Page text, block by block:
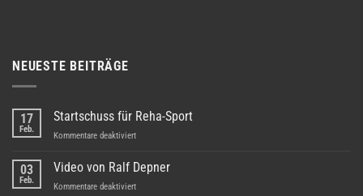
NEUESTE BEITRÄGE
17
Feb.
Startschuss für Reha-Sport
Kommentare deaktiviertfür
für
Reha-
Sport
03
Feb.
Video von Ralf Depner
Kommentare deaktiviertfür